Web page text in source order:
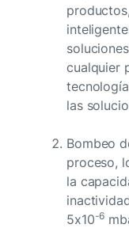
cualquier
las
Bombeo
proceso,
la
5x10-6